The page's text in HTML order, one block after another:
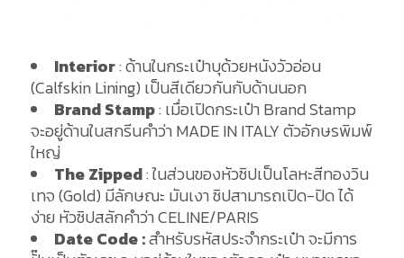
Interior: ด้านในกระเป๋าบุด้วยหนังวัวอ่อน
(Calfskin Lining) เป็นสีเดียวกันกับด้านนอก
Brand Stamp: เมื่อเปิดกระเป๋า Brand Stamp
จะอยู่ด้านในสกรีนคำว่า MADE IN ITALY ตัวอักษรพิมพ์
ใหญ่
The Zipped: ในส่วนของหัวซิปเป็นโลหะสีทองวิน
เทจ (Gold) มีลักษณะ มันเงา ซิปสามารถเปิด-ปิด ได้
ง่าย หัวซิปสลักคำว่า CELINE/PARIS
Date Code :สำหรับรหัสประจำกระเป๋า จะมีการ